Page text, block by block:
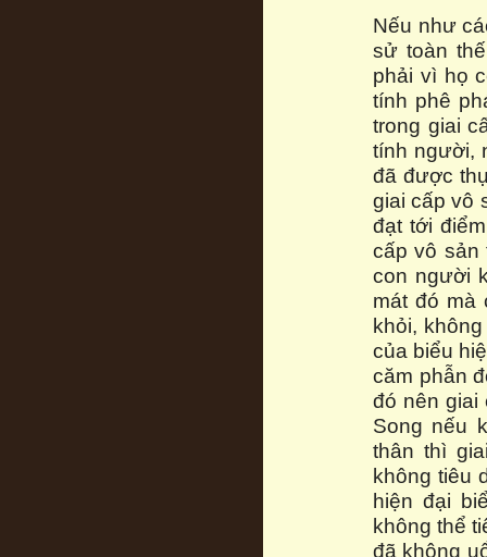
Nếu như
sử toàn
phải vì họ
tính phê
trong giai
tính người,
đã được
giai cấp vô
đạt tới
cấp vô sản
con người
mát đó
khỏi,
của biểu
căm phẫn
đó nên giai
Song nếu
thân thì
không tiêu
hiện đại
không thể
đã không